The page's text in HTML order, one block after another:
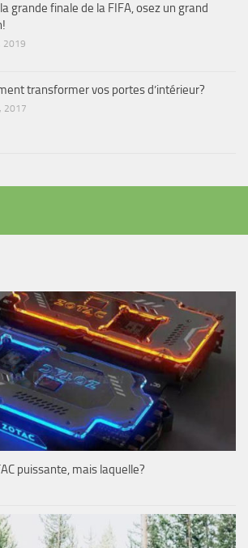
grande finale de la FIFA, osez un grand
2019
transformer vos portes d’intérieur?
2017
puissante, mais laquelle?